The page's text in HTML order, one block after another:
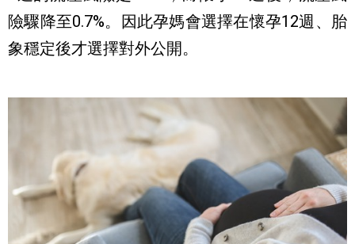
險驟降至0.7%。因此孕媽會選擇在懷孕12週、胎
象穩定後才選擇對外公開。